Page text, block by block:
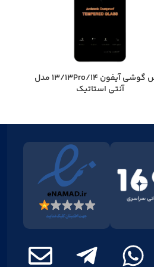
گلس گوشی آیفون 13/13Pro/14 مدل
آنتی استاتیک